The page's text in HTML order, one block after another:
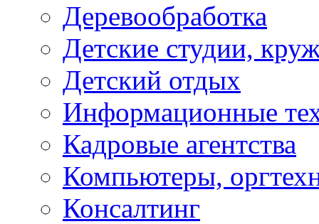
Деревообработка
Детские студии,
Детский отдых
Информационные
Кадровые агентства
Компьютеры,
Консалтинг